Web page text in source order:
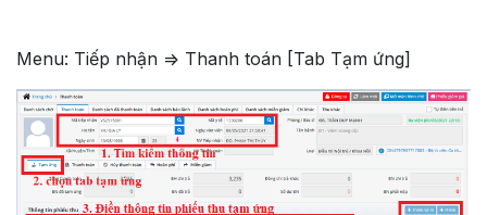
Menu: Tiếp nhận => Thanh toán [Tab Tạm ứng]